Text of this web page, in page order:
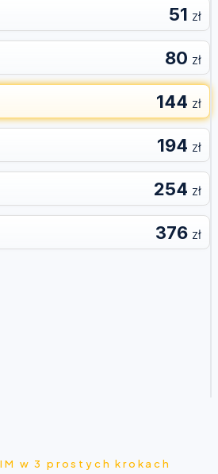
51 zł
80 zł
144 zł
194 zł
254 zł
376 zł
w 3 prostych krokach